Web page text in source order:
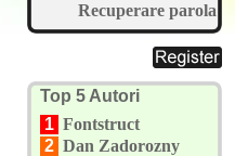
Recuperare parola
Top 5 Autori
1 Fontstruct
2 Dan Zadorozny